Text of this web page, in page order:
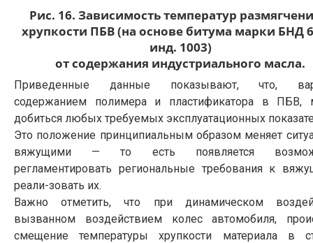
Рис. 16. Зависимость температур
хрупкости ПБВ (на основе битума марки БНД
инд. 1003)
от содержания индустриального масла.
Приведенные данные показывают, что,
содержанием полимера и пластификатора в ПБВ,
добиться любых требуемых эксплуатационных
Это положение принципиальным образом меняет
вяжущими — то есть появляется
регламентировать региональные требования к
реали-зовать их.
Важно отметить, что при динамическом
вызванном воздействием колес автомобиля,
смещение температуры хрупкости материала в